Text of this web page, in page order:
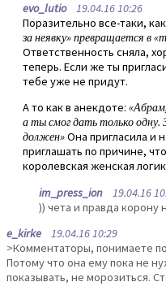
evo_lutio19.04.16 10:26
Поразительно все-таки,
за неявку» превращается в
Ответственность сняла,
теперь. Если же ты
тебе уже не придут.
А то как в анекдоте:
а ты смог дать только
должен»Она пригласила и
приглашать по причине,
королевская женская
im_press_ion 19.04.16
)) чета и правда корону
e_kirke 19.04.16 10:29
>Комментаторы, понимаете
Потому что она ему пока не
показывать, не морозиться.